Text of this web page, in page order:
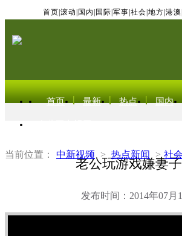
首页 滚动 国内 国际 军事 社会 地方 港澳
首页 最新 热点 国内
当前位置： 中新视频 > 热点新闻 > 社会
老公玩游戏嫌妻
发布时间：2014年07月